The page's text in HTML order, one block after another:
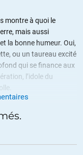
montre à quoi le
mais aussi
la bonne humeur. Oui,
ou un taureau excité
qui se finance aux
l’idole du
bitch). Nous le
médiatique qui a
Guerre